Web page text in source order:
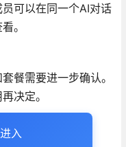
可以在同一个AI对话
。
餐需要进一步确认。
决定。
入